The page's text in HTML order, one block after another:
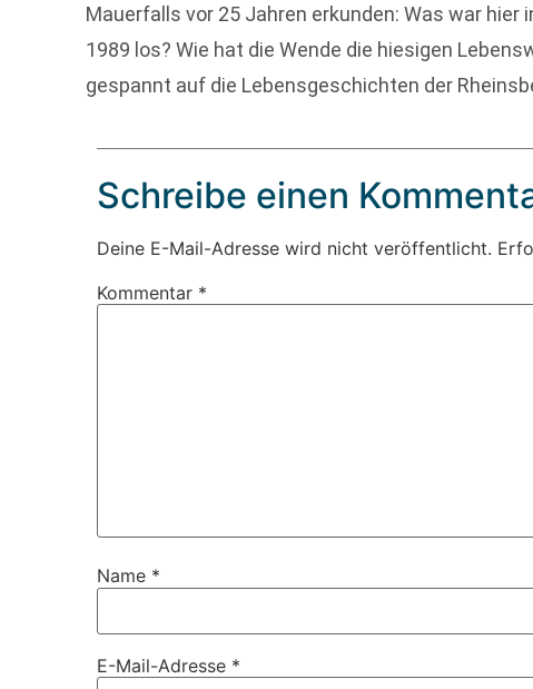
Mauerfalls vor 25 Jahren erkunden: Was war hier
1989 los? Wie hat die Wende die hiesigen
gespannt auf die Lebensgeschichten der
Schreibe einen
Deine E-Mail-Adresse wird nicht veröffentlicht.
Kommentar *
Name *
E-Mail-Adresse *